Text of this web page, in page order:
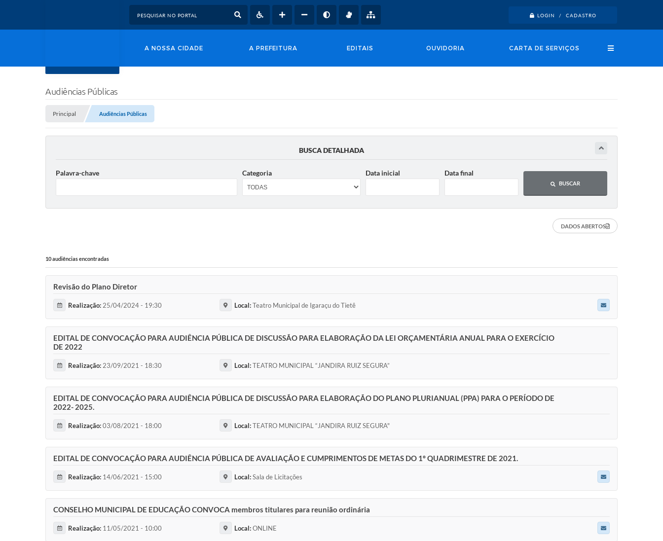
LOGIN / CADASTRO
A NOSSA CIDADE A PREFEITURA EDITAIS OUVIDORIA CARTA DE SERVIÇOS
Audiências Públicas
Principal Audiências Públicas
BUSCA DETALHADA
Palavra-chave Categoria Data inicial Data final
BUSCAR
DADOS ABERTOS
10 audiências encontradas
Revisão do Plano Diretor
Realização: 25/04/2024 - 19:30 Local:Teatro Municipal de Igaraçu do Tietê
EDITAL DE CONVOCAÇÃO PARA AUDIÊNCIA PÚBLICA DE DISCUSSÃO PARA ELABORAÇÃO DA LEI ORÇAMENTÁRIA ANUAL PARA O EXERCÍCIO
DE 2022
Realização: 23/09/2021 - 18:30 Local:TEATRO MUNICIPAL “JANDIRA RUIZ SEGURA”
EDITAL DE CONVOCAÇÃO PARA AUDIÊNCIA PÚBLICA DE DISCUSSÃO PARA ELABORAÇÃO DO PLANO PLURIANUAL (PPA) PARA O PERÍODO DE
2022- 2025.
Realização:03/08/2021 - 18:00 Local:TEATRO MUNICIPAL “JANDIRA RUIZ SEGURA"
EDITAL DE CONVOCAÇÃO PARA AUDIÊNCIA PÚBLICA DE AVALIAÇÃO E CUMPRIMENTOS DE METAS DO 1º QUADRIMESTRE DE 2021.
Realização: 14/06/2021 - 15:00 Local:Sala de Licitações
CONSELHO MUNICIPAL DE EDUCAÇÃO CONVOCA membros titulares para reunião ordinária
Realização: 11/05/2021 - 10:00 Local:ONLINE